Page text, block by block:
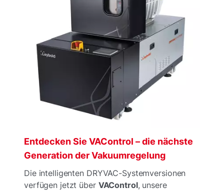
Entdecken Sie VAControl – die nächste
Generation der Vakuumregelung
Die intelligenten DRYVAC-Systemversionen
verfügen jetzt über VAControl, unsere